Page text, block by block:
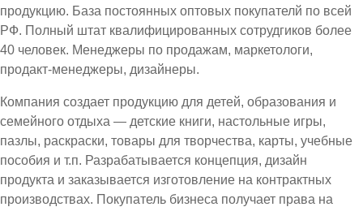
продукцию. База постоянных оптовых покупателй по всей
РФ. Полный штат квалифицированных сотрудгиков более
40 человек. Менеджеры по продажам, маркетологи,
продакт-менеджеры, дизайнеры.
Компания создает продукцию для детей, образования и
семейного отдыха — детские книги, настольные игры,
пазлы, раскраски, товары для творчества, карты, учебные
пособия и т.п. Разрабатывается концепция, дизайн
продукта и заказывается изготовление на контрактных
производствах. Покупатель бизнеса получает права на